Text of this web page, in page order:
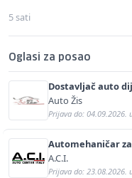
5 sati
Oglasi za posao
Dostavljač auto
Auto Žis
Prijava do: 04.09.2026.
Automehaničar
A.C.I.
Prijava do: 23.08.2026.